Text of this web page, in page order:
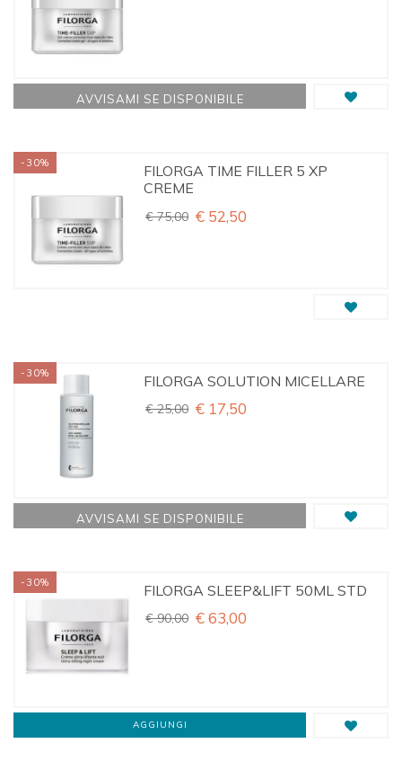
AVVISAMI SE DISPONIBILE
FILORGA TIME FILLER 5 XP
CREME
€ 75,00 € 52,50
-30%
FILORGA SOLUTION MICELLARE
€ 25,00 € 17,50
-30%
AVVISAMI SE DISPONIBILE
FILORGA SLEEP&LIFT 50ML STD
€ 90,00 € 63,00
-30%
AGGIUNGI